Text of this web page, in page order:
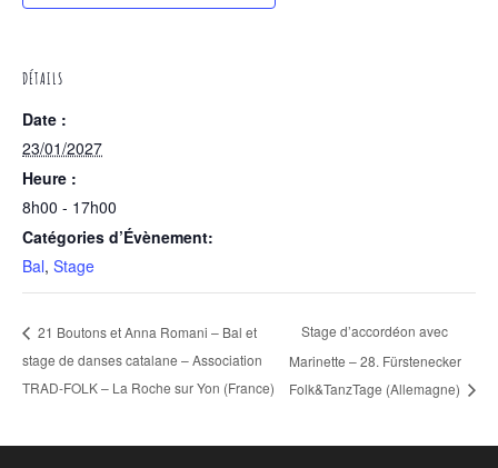
DÉTAILS
Date :
23/01/2027
Heure :
8h00 - 17h00
Catégories d’Évènement:
Bal, Stage
21 Boutons et Anna Romani – Bal et
stage de danses catalane – Association
TRAD-FOLK – La Roche sur Yon (France)
Stage d’accordéon avec
Marinette – 28. Fürstenecker
Folk&TanzTage (Allemagne)